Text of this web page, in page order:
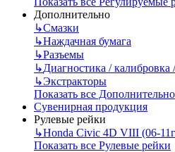
Дополнительно
↳Смазки
↳Наждачная бумага
↳Разъемы
↳Диагностика / калибровка
↳Экстракторы
Показать все Дополнительно
Сувенирная продукция
Рулевые рейки
↳Honda Civic 4D VIII (06-
Показать все Рулевые рейки